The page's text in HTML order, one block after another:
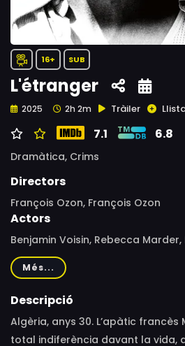
16+ SUB
L'étranger
2025 2h 2m Tràiler
7.1 6.8
Dramàtica, Crims
Directors
François Ozon, François Ozon
Actors
Benjamin Voisin, Rebecca Marder,
Lavant, Swann Arlaud, Christophe
Hicquel, Jean-Charles Clichet,
Sodupe, Nicolas Vaude, Hajar
Jérôme Pouly, Jean-Benoît
Més...
Descripció
Algèria, anys 30. L’apàtic
total indiferència davant la vida,